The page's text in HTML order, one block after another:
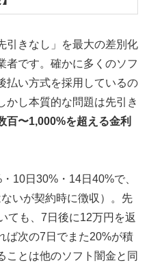
引きなし」を最大の差別化
者です。確かに多くのソフ
払い方式を採用しているの
かし本質的な問題は先引き
百〜1,000%を超える金利
10日30%・14日40%で、
いが契約時に徴収）。先
ても、7日後に12万円を返
ば次の7日でまた20%が積
ことは他のソフト闇金と同